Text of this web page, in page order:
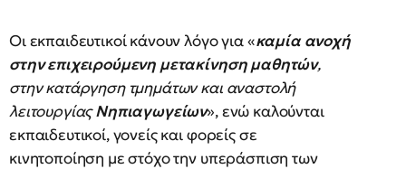
Οι εκπαιδευτικοί κάνουν λόγο για «καμία ανοχή
στην επιχειρούμενη μετακίνηση μαθητών,
στην κατάργηση τμημάτων και αναστολή
λειτουργίαςΝηπιαγωγείων», ενώ καλούνται
εκπαιδευτικοί, γονείς και φορείς σε
κινητοποίηση με στόχο την υπεράσπιση των